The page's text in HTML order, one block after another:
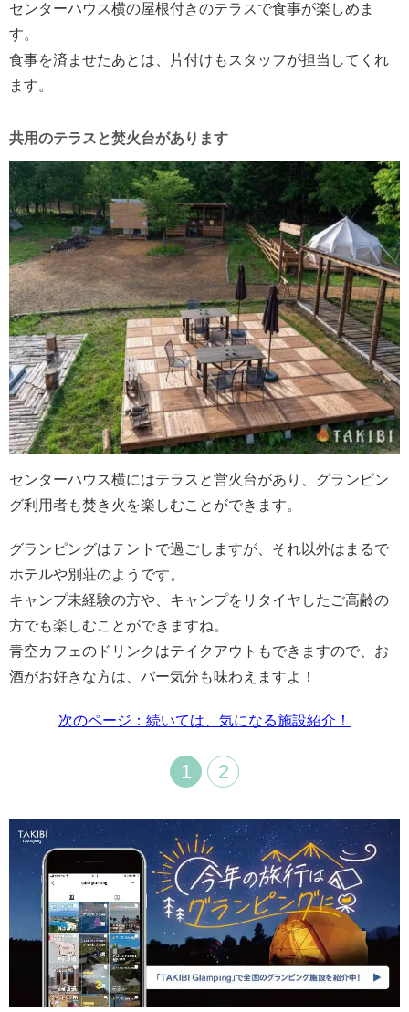
センターハウス横の屋根付きのテラスで食事が楽しめま
す。
食事を済ませたあとは、片付けもスタッフが担当してくれ
ます。
共用のテラスと焚火台があります
センターハウス横にはテラスと営火台があり、グランピン
グ利用者も焚き火を楽しむことができます。
グランピングはテントで過ごしますが、それ以外はまるで
ホテルや別荘のようです。
キャンプ未経験の方や、キャンプをリタイヤしたご高齢の
方でも楽しむことができますね。
青空カフェのドリンクはテイクアウトもできますので、お
酒がお好きな方は、バー気分も味わえますよ！
次のページ：続いては、気になる施設紹介！
1 2